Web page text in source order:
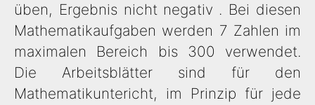
üben, Ergebnis nicht negativ . Bei diesen
Mathematikaufgaben werden 7 Zahlen im
maximalen Bereich bis 300 verwendet.
Die Arbeitsblätter sind für den
Mathematikuntericht, im Prinzip für jede